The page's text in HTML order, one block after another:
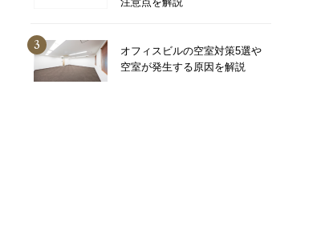
オフィスビルの空室対策5選や
空室が発生する原因を解説